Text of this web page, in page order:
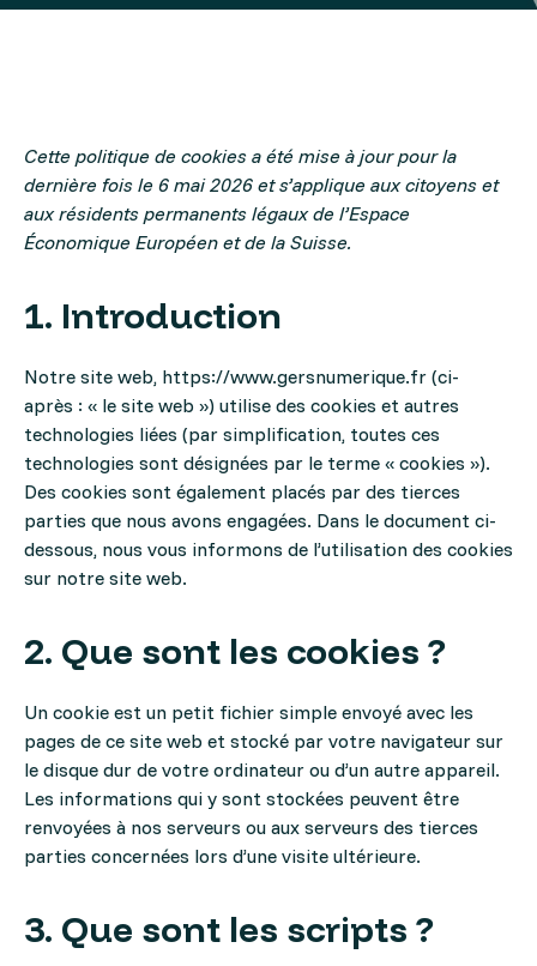
Cette politique de cookies a été mise à jour pour la
dernière fois le 6 mai 2026 et s’applique aux citoyens et
aux résidents permanents légaux de l’Espace
Économique Européen et de la Suisse.
1. Introduction
Notre site web, https://www.gersnumerique.fr (ci-
après : « le site web ») utilise des cookies et autres
technologies liées (par simplification, toutes ces
technologies sont désignées par le terme « cookies »).
Des cookies sont également placés par des tierces
parties que nous avons engagées. Dans le document ci-
dessous, nous vous informons de l’utilisation des cookies
sur notre site web.
2. Que sont les cookies ?
Un cookie est un petit fichier simple envoyé avec les
pages de ce site web et stocké par votre navigateur sur
le disque dur de votre ordinateur ou d’un autre appareil.
Les informations qui y sont stockées peuvent être
renvoyées à nos serveurs ou aux serveurs des tierces
parties concernées lors d’une visite ultérieure.
3. Que sont les scripts ?